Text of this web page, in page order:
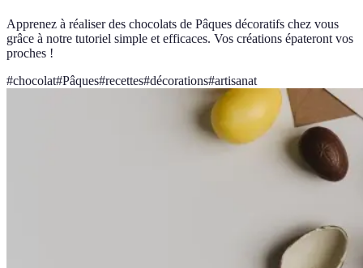
Apprenez à réaliser des chocolats de Pâques décoratifs chez vous
grâce à notre tutoriel simple et efficaces. Vos créations épateront vos
proches !
#chocolat#Pâques#recettes#décorations#artisanat